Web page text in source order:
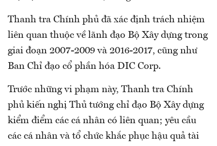
Thanh tra Chính phủ đã xác định trách nhiệm
liên quan thuộc về lãnh đạo Bộ Xây dựng trong
giai đoạn 2007-2009 và 2016-2017, cũng như
Ban Chỉ đạo cổ phần hóa DIC Corp.
Trước những vi phạm này, Thanh tra Chính
phủ kiến nghị Thủ tướng chỉ đạo Bộ Xây dựng
kiểm điểm các cá nhân có liên quan; yêu cầu
các cá nhân và tổ chức khắc phục hậu quả tài